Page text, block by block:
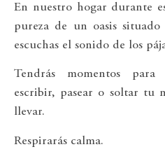
En nuestro hogar durante
pureza de un oasis
escuchas el sonido de los
Tendrás momentos
escribir, pasear o soltar tu
llevar.
Respirarás calma.